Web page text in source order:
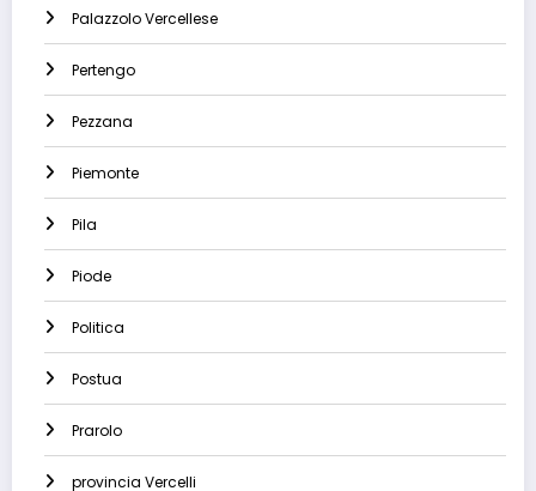
Palazzolo Vercellese
Pertengo
Pezzana
Piemonte
Pila
Piode
Politica
Postua
Prarolo
provincia Vercelli